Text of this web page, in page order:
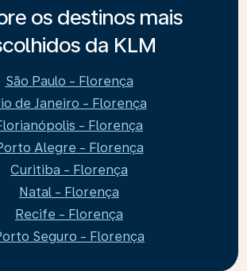
os destinos mais
da KLM
São Paulo - Florença
de Janeiro - Florença
- Florença
Alegre - Florença
Curitiba - Florença
Natal - Florença
Recife - Florença
Seguro - Florença